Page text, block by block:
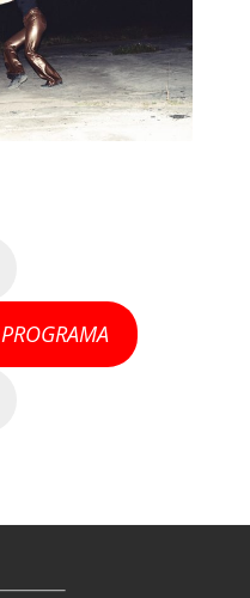
PROGRAMA